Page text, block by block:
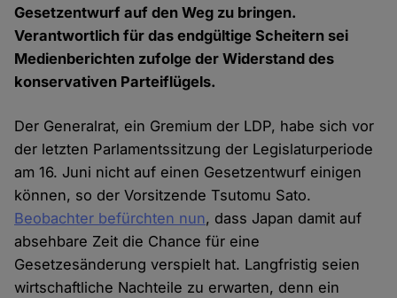
Gesetzentwurf auf den Weg zu bringen.
Verantwortlich für das endgültige Scheitern sei
Medienberichten zufolge der Widerstand des
konservativen Parteiflügels.
Der Generalrat, ein Gremium der LDP, habe sich vor
der letzten Parlamentssitzung der Legislaturperiode
am 16. Juni nicht auf einen Gesetzentwurf einigen
können, so der Vorsitzende Tsutomu Sato.
Beobachter befürchten nun, dass Japan damit auf
absehbare Zeit die Chance für eine
Gesetzesänderung verspielt hat. Langfristig seien
wirtschaftliche Nachteile zu erwarten, denn ein